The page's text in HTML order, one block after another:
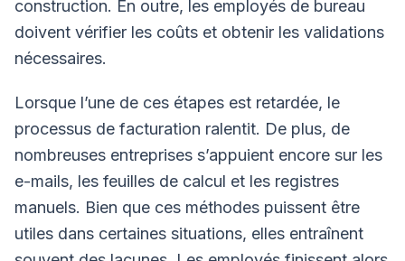
construction. En outre, les employés de bureau
doivent vérifier les coûts et obtenir les validations
nécessaires.
Lorsque l’une de ces étapes est retardée, le
processus de facturation ralentit. De plus, de
nombreuses entreprises s’appuient encore sur les
e-mails, les feuilles de calcul et les registres
manuels. Bien que ces méthodes puissent être
utiles dans certaines situations, elles entraînent